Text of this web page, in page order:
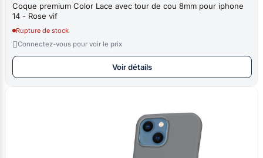
Coque premium Color Lace avec tour de cou 8mm pour iphone
14 - Rose vif
Rupture de stock
Connectez-vous pour voir le prix
Voir détails